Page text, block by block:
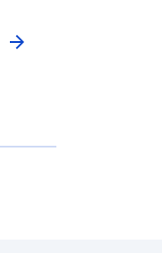
arrow_forward